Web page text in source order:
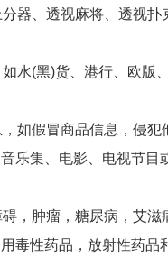
器、透视麻将、透视扑
水(黑)货、港行、欧版
如假冒商品信息，侵
乐集、电影、电视节目
，肿瘤，糖尿病，艾
毒性药品，放射性药品